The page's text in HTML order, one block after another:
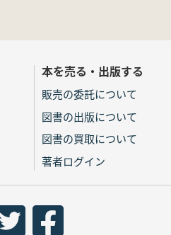
本を売る・出版する
販売の委託について
図書の出版について
図書の買取について
著者ログイン